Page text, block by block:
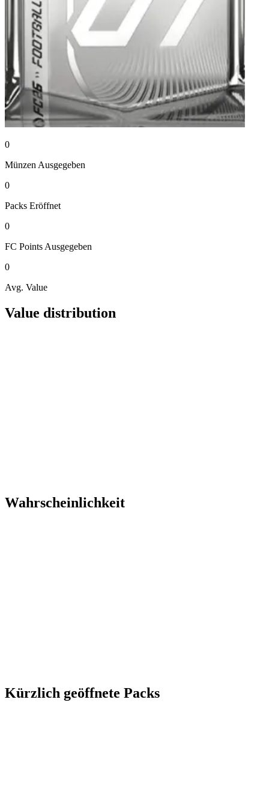
0
Münzen Ausgegeben
0
Packs Eröffnet
0
FC Points Ausgegeben
0
Avg. Value
Value distribution
Wahrscheinlichkeit
Kürzlich geöffnete Packs